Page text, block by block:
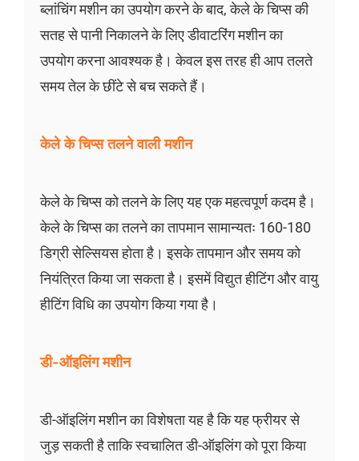
ब्लांचिंग मशीन का उपयोग करने के बाद, केले के चिप्स की
सतह से पानी निकालने के लिए डीवाटरिंग मशीन का
उपयोग करना आवश्यक है। केवल इस तरह ही आप तलते
समय तेल के छींटे से बच सकते हैं।
केले के चिप्स तलने वाली मशीन
केले के चिप्स को तलने के लिए यह एक महत्वपूर्ण कदम है।
केले के चिप्स का तलने का तापमान सामान्यतः 160-180
डिग्री सेल्सियस होता है। इसके तापमान और समय को
नियंत्रित किया जा सकता है। इसमें विद्युत हीटिंग और वायु
हीटिंग विधि का उपयोग किया गया है।
डी-ऑइलिंग मशीन
डी-ऑइलिंग मशीन का विशेषता यह है कि यह फ्रीयर से
जुड़ सकती है ताकि स्वचालित डी-ऑइलिंग को पूरा किया